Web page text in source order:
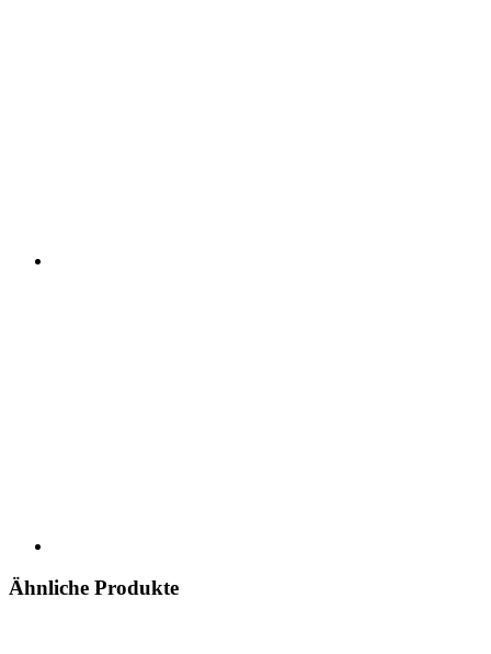
Ähnliche Produkte